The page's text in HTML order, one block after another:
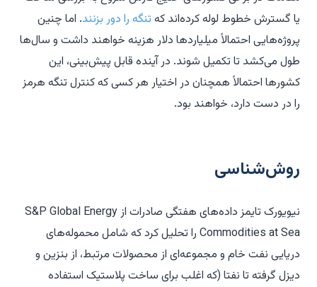
یا گسترش خطوط لوله کرده‌اند که تنگه را دور بزنند. اما چنین
پروژه‌هایی احتمالاً میلیاردها دلار هزینه خواهند داشت و سال‌ها
طول می‌کشد تا تکمیل شوند. در آینده قابل پیش‌بینی، این
کشورها احتمالاً همچنان در اختیار هر کسی که کنترل تنگه هرمز
را در دست دارد، خواهند بود.
روش‌شناسی
نیویورک تایمز داده‌های هفتگی صادرات از S&P Global Energy
Commodities at Sea را تحلیل کرد که شامل محموله‌های
دریایی نفت خام و مجموعه‌ای از محصولات مرتبط، از بنزین و
دیزل گرفته تا نفتا (که اغلب برای ساخت پلاستیک استفاده